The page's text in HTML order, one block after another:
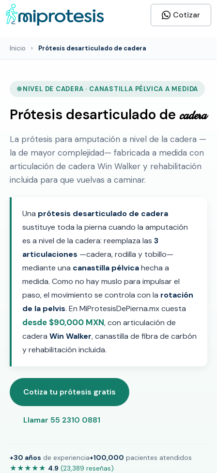
Cotizar
Inicio › Prótesis desarticulado de cadera
NIVEL DE CADERA · CANASTILLA PÉLVICA A MEDIDA
Prótesis desarticulado de cadera
La prótesis para amputación a nivel de la cadera —
la de mayor complejidad— fabricada a medida con
articulación de cadera Win Walker y rehabilitación
incluida para que vuelvas a caminar.
Una prótesis desarticulado de cadera
sustituye toda la pierna cuando la amputación
es a nivel de la cadera: reemplaza las 3
articulaciones —cadera, rodilla y tobillo—
mediante una canastilla pélvicahecha a
medida. Como no hay muslo para impulsar el
paso, el movimiento se controla con la rotación
de la pelvis. En MiProtesisDePierna.mx cuesta
desde $90,000 MXN, con articulación de
cadera Win Walker, canastilla de fibra de carbón
y rehabilitación incluida.
Cotiza tu prótesis gratis
Llamar 55 2310 0881
+30 años de experiencia+100,000 pacientes atendidos
★★★★★ 4.9 (23,389 reseñas)